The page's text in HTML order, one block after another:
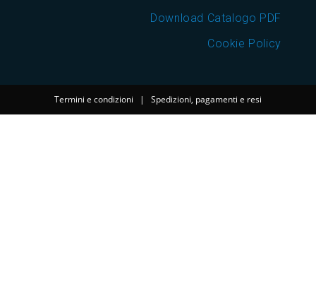
Download Catalogo PDF
Cookie Policy
Termini e condizioni | Spedizioni, pagamenti e resi